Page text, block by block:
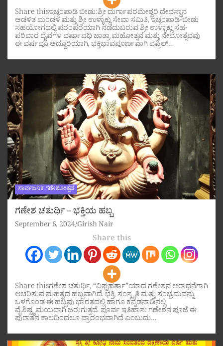
Share thisಇಚ್ಲಂಪಾಡಿ ಬೀಡು:ಶ್ರೀ ದುರ್ಗಾಪರಮೇಶ್ವರಿ ದೇವಸ್ಥಾನ
ಆಡಳಿತ ಮಂಡಳಿ ಮತ್ತು ಶ್ರೀ ಉಳ್ಳಾಕ್ಲು ಸೇವಾ ಸಮಿತಿ, ಇಚ್ಲಂಪಾಡಿ-ಬೀಡು
ಸಹಯೋಗದಲ್ಲಿ ಪರಂಪರೆಯಾಗಿ ನಡೆದುಬರುವ ಶ್ರೀ ಉಳ್ಳಾಕ್ಲು ಸಹ-
ಪರಿವಾರ ದೈವಗಳ ವರ್ಷಾವಧಿ ಜಾತ್ರಾ ಮಹೋತ್ಸವ ಮತ್ತು ನೇಮೋತ್ಸವವು
ಈ ವರ್ಷವೂ ಅದ್ದೂರಿಯಾಗಿ, ಭಕ್ತಿಭಾವಪೂರ್ಣವಾಗಿ ಏಪ್ರಿಲ್…
ಸಾರ್ವಜನಿಕ ಗಣೇಶೋತ್ಸವ
ಗಣೇಶ ಚತುರ್ಥಿ – ಭಕ್ತಿಯ ಹಬ್ಬ
September 6, 2024 Girish Nair
Share this
Share thisಗಣೇಶ ಚತುರ್ಥಿ, “ವಿಘ್ನಹರ್ತಾ”ಯಾದ ಗಣೇಶನ ಆರಾಧನೆಗಾಗಿ
ಆಚರಿಸುವ ಮಹತ್ವದ ಹಬ್ಬವಾಗಿದೆ. ಭಕ್ತಿ, ಸಂಸ್ಕೃತಿ ಮತ್ತು ಸಂಭ್ರಮವನ್ನು
ಒಳಗೊಂಡ ಈ ಹಬ್ಬವು ಭಾರತದಲ್ಲಿ ಹಾಗೂ ಕನ್ನಡನಾಡಿನಲ್ಲಿ
ವೈಶಿಷ್ಟ್ಯಮಯವಾಗಿ ಜರುಗುತ್ತದೆ. ಪೂರ್ವ ಇತಿಹಾಸ: ಗಣೇಶನ ಪೂಜೆ ಈ
ಪುರಾತನ ಕಾಲದಿಂದಲೂ ಪ್ರಾರಂಭವಾಗಿದೆ ಎಂಬುದು…